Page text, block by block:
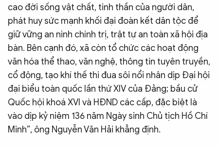
cao đời sống vật chất, tinh thần của người dân,
phát huy sức mạnh khối đại đoàn kết dân tộc để
giữ vững an ninh chính trị, trật tự an toàn xã hội địa
bàn. Bên cạnh đó, xã còn tổ chức các hoạt động
văn hóa thể thao, văn nghệ, thông tin tuyên truyền,
cổ động, tạo khí thế thi đua sôi nổi nhân dịp Đại hội
đại biểu toàn quốc lần thứ XIV của Đảng; bầu cử
Quốc hội khoá XVI và HĐND các cấp, đặc biệt là
vào dịp kỷ niệm 136 năm Ngày sinh Chủ tịch Hồ Chí
Minh”, ông Nguyễn Văn Hải khẳng định.